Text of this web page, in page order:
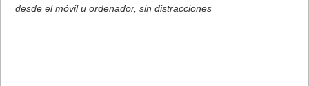
desde el móvil u ordenador, sin distracciones